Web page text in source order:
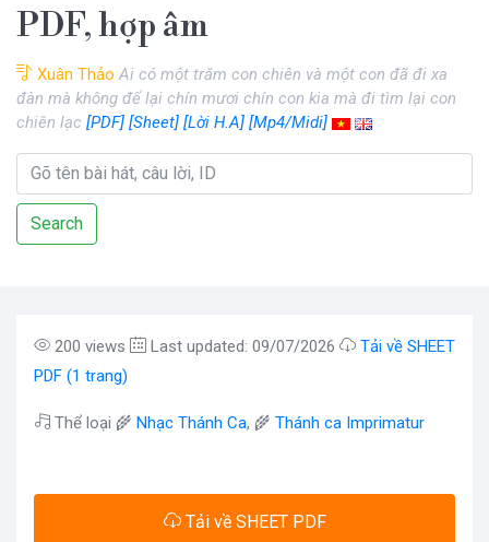
PDF, hợp âm
Xuân Thảo Ai có một trăm con chiên và một con đã đi xa
đàn mà không để lại chín mươi chín con kia mà đi tìm lại con
chiên lạc [PDF] [Sheet] [Lời H.A] [Mp4/Midi]
Search
200 views Last updated: 09/07/2026
Tải về SHEET
PDF (1 trang)
Thể loại 🌾 Nhạc Thánh Ca, 🌾 Thánh ca Imprimatur
Tải về SHEET PDF